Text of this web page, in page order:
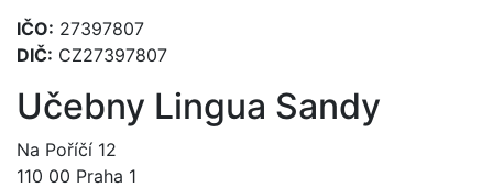
IČO: 27397807
DIČ: CZ27397807
Učebny Lingua Sandy
Na Poříčí 12
110 00 Praha 1